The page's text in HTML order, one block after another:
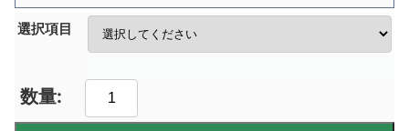
選択項目